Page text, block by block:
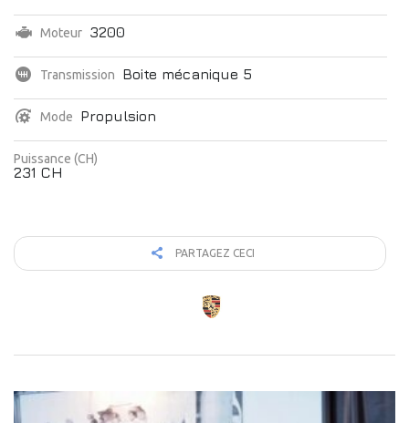
Moteur 3200
Transmission Boite mécanique 5
Mode Propulsion
Puissance (CH)
231 CH
PARTAGEZ CECI